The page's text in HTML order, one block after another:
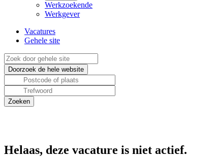
Werkzoekende
Werkgever
Vacatures
Gehele site
Helaas, deze vacature is niet actief.